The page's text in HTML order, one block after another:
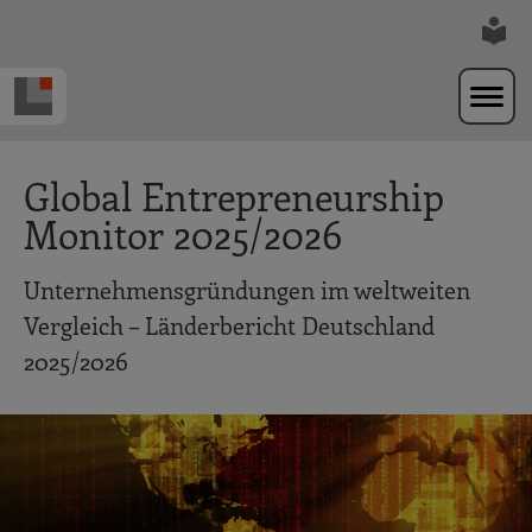
Global Entrepreneurship
Monitor 2025/2026
Unternehmensgründungen im weltweiten
Vergleich – Länderbericht Deutschland
2025/2026